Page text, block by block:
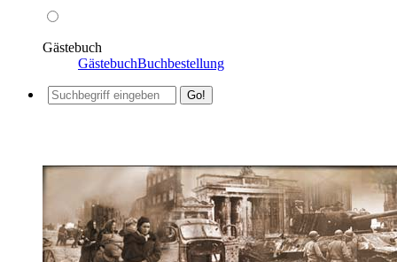
Gästebuch
GästebuchBuchbestellung